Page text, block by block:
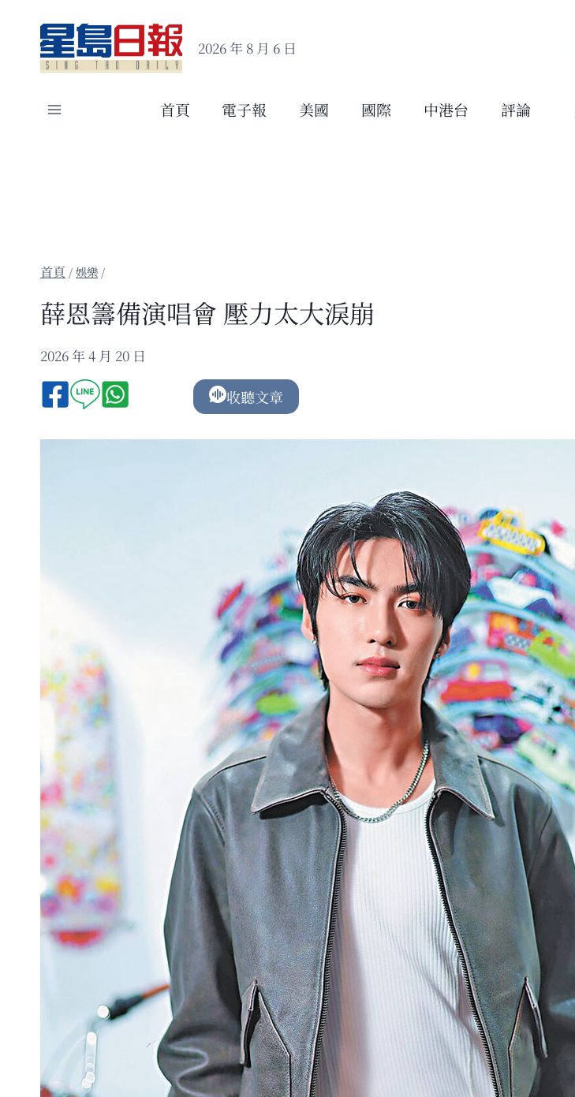
content
2026 年 8 月 6 日
首頁 電子報 美國 國際 中港台 評論
/娛樂 /
薛恩籌備演唱會 壓力太大淚崩
2026 年 4 月 20 日
收聽文章